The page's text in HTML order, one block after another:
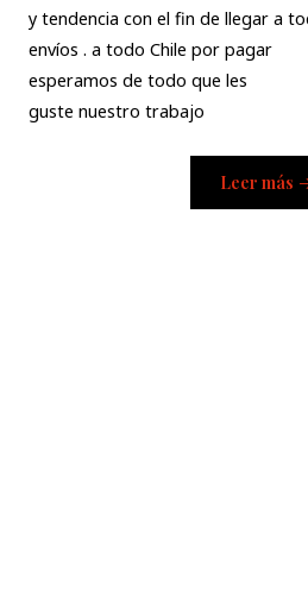
y tendencia con el fin de llegar a
envíos . a todo Chile por pagar
esperamos de todo que les
guste nuestro trabajo
Leer más